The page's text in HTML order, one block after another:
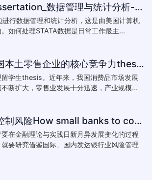
留学生MBAdissertation_数据管理与统计分析-如何处理STATA数据_How to deal with data with ST
进行数据管理和统计分析，这是由美国计算机
如何处理STATA数据是日常工作最主...
论如何提升我国本土零售企业的核心竞争力thesis:The theory of how to improve the core competitiveness of domestic retail e
学生thesis。近年来，我国消费品市场发展
断扩大，零售业发展十分迅速，产业规模...
小型银行如何控制风险How small banks to control risk
在金融理论与实践日新月异发展变化的过程
要研究借鉴国际、国内发达银行业风险管理